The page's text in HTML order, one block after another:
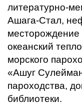
литературно-
Ашага-Стал,
месторождение
океанский
морского
«Ашуг
пароходства,
библиотеки.